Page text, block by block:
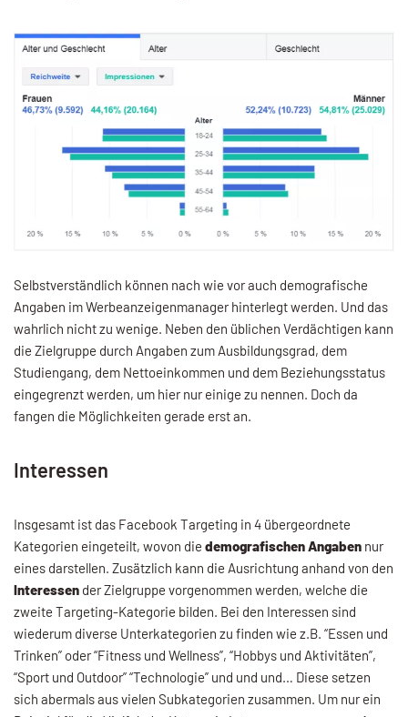
Selbstverständlich können nach wie vor auch demografische
Angaben im Werbeanzeigenmanager hinterlegt werden. Und das
wahrlich nicht zu wenige. Neben den üblichen Verdächtigen kann
die Zielgruppe durch Angaben zum Ausbildungsgrad, dem
Studiengang, dem Nettoeinkommen und dem Beziehungsstatus
eingegrenzt werden, um hier nur einige zu nennen. Doch da
fangen die Möglichkeiten gerade erst an.
Interessen
Insgesamt ist das Facebook Targeting in 4 übergeordnete
Kategorien eingeteilt, wovon die demografischen Angaben nur
eines darstellen. Zusätzlich kann die Ausrichtung anhand von den
Interessen der Zielgruppe vorgenommen werden, welche die
zweite Targeting-Kategorie bilden. Bei den Interessen sind
wiederum diverse Unterkategorien zu finden wie z.B. “Essen und
Trinken” oder “Fitness und Wellness”, “Hobbys und Aktivitäten”,
“Sport und Outdoor” “Technologie” und und und… Diese setzen
sich abermals aus vielen Subkategorien zusammen. Um nur ein